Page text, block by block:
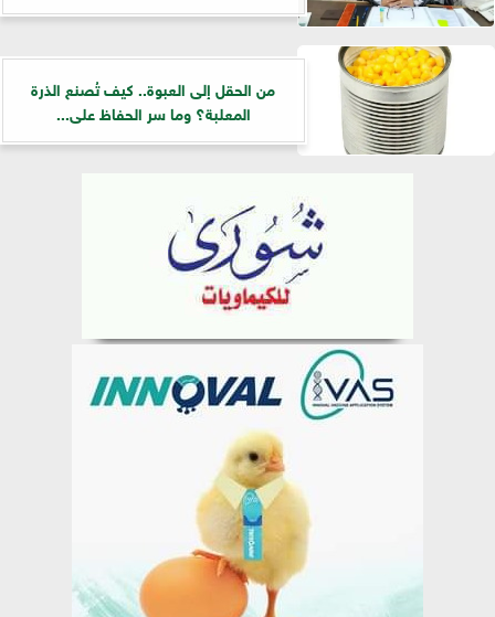
من الحقل إلى العبوة.. كيف تُصنع الذرة
المعلبة؟ وما سر الحفاظ على...